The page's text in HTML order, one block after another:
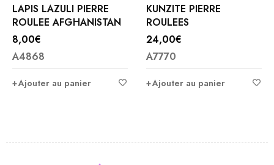
LAPIS LAZULI PIERRE
ROULEE AFGHANISTAN
8,00€
A4868
Ajouter au panier
KUNZITE PIERRE
ROULEES
24,00€
A7770
Ajouter au panier